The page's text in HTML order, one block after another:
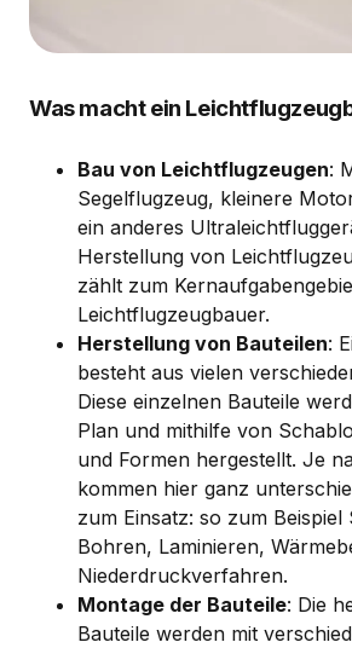
Was macht ein
Bau von Leichtflugzeugen:
Segelflugzeug, kleinere
ein anderes
Herstellung von
zählt zum
Leichtflugzeugbauer.
Herstellung von Bauteilen:
besteht aus vielen
Diese einzelnen Bauteile
Plan und mithilfe von
und Formen hergestellt. Je
kommen hier ganz
zum Einsatz: so zum Beispiel
Bohren, Laminieren,
Niederdruckverfahren.
Montage der Bauteile: Die
Bauteile werden mit